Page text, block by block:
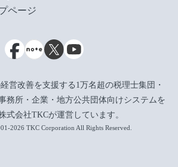
ページ
営改善を支援する1万名超の税理士集団・
務所・企業・地方公共団体向けシステムを
式会社TKCが運営しています。
2026 TKC Corporation All Rights Reserved.